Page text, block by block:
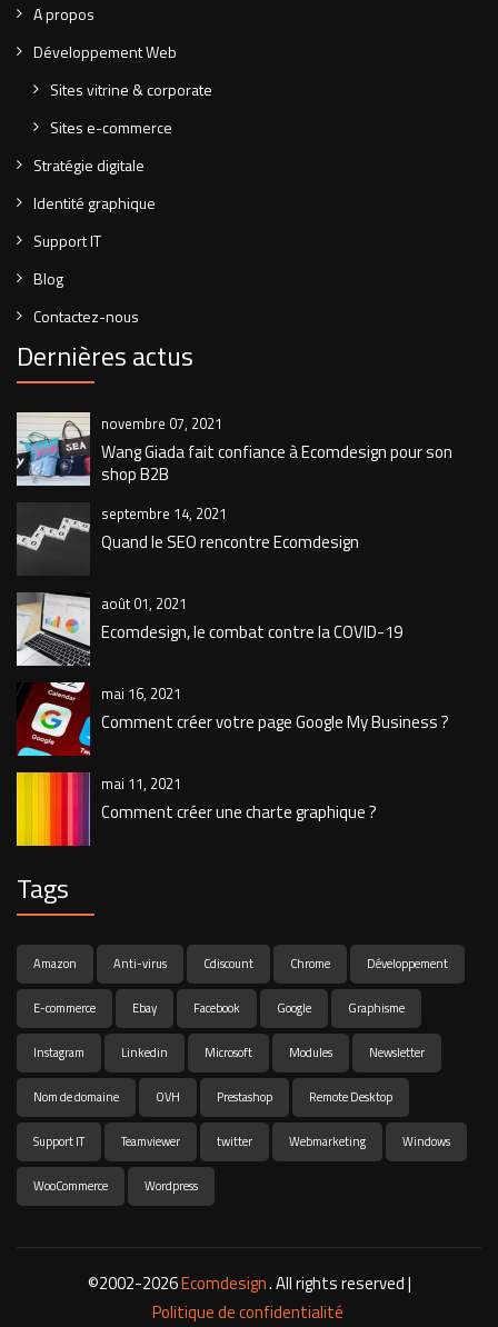
A propos
Développement Web
Sites vitrine & corporate
Sites e-commerce
Stratégie digitale
Identité graphique
Support IT
Blog
Contactez-nous
Dernières actus
novembre 07, 2021
Wang Giada fait confiance à Ecomdesign pour son
shop B2B
septembre 14, 2021
Quand le SEO rencontre Ecomdesign
août 01, 2021
Ecomdesign, le combat contre la COVID-19
mai 16, 2021
Comment créer votre page Google My Business ?
mai 11, 2021
Comment créer une charte graphique ?
Tags
Amazon Anti-virus Cdiscount Chrome Développement
E-commerce Ebay Facebook Google Graphisme
Instagram Linkedin Microsoft Modules Newsletter
Nom de domaine OVH Prestashop Remote Desktop
Support IT Teamviewer twitter Webmarketing Windows
WooCommerce Wordpress
©2002-2026Ecomdesign. All rights reserved |
Politique de confidentialité